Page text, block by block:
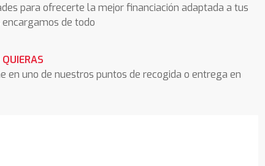
para ofrecerte la mejor financiación adaptada a tus
de todo
en uno de nuestros puntos de recogida o entrega en